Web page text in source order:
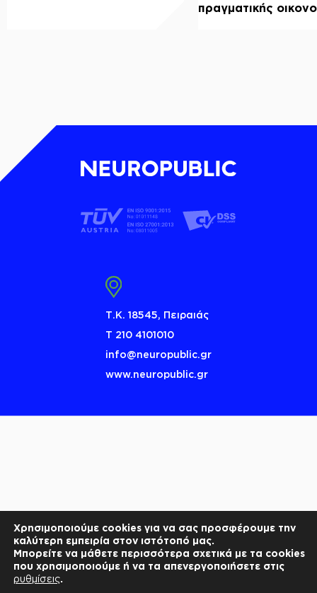
πραγματικής
Τ.Κ. 18545, Πειραιάς
Τ 210 4101010
info@neuropublic.gr
www.neuropublic.gr
Χρησιμοποιούμε cookies για να σας προσφέρουμε την
καλύτερη εμπειρία στον ιστότοπό μας.
Μπορείτε να μάθετε περισσότερα σχετικά με τα cookies
που χρησιμοποιούμε ή να τα απενεργοποιήσετε στις
ρυθμίσεις.